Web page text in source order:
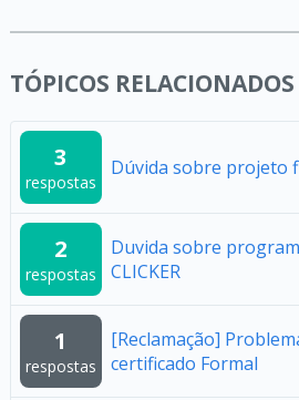
TÓPICOS RELACIONADOS
3
respostas
Dúvida sobre projeto
2
respostas
Duvida sobre
CLICKER
1
respostas
[Reclamação]
certificado Formal